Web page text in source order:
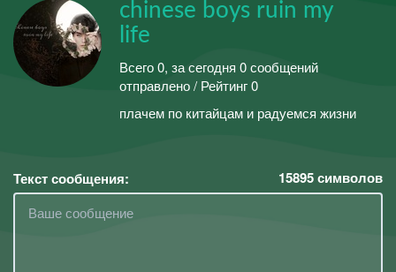
chinese boys ruin my
life
Всего 0, за сегодня 0 сообщений
отправлено / Рейтинг 0
плачем по китайцам и радуемся жизни
Текст сообщения: 15895символов